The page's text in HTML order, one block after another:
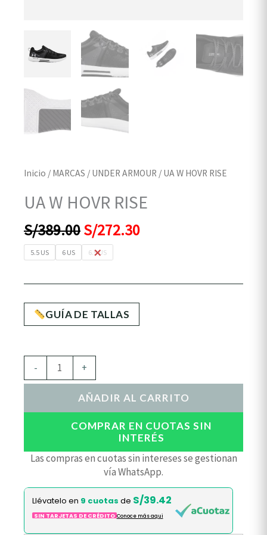
Inicio / MARCAS / UNDER ARMOUR / UA W HOVR RISE
UA W HOVR RISE
S/389.00S/272.30
5.5 US 6 US 6.5 US
GUÍA DE TALLAS
- +
AÑADIR AL CARRITO
COMPRAR EN CUOTAS SIN
INTERÉS
Las compras en cuotas sin intereses se gestionan
vía WhatsApp.
Llévatelo en 9 cuotas de S/39.42
SIN TARJETAS DE CRÉDITO Conoce más aqui